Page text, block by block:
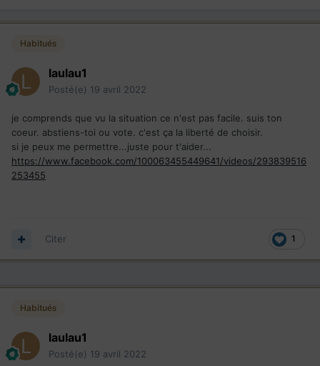
Habitués
laulau1
Posté(e) 19 avril 2022
je comprends que vu la situation ce n'est pas facile. suis ton
coeur. abstiens-toi ou vote. c'est ça la liberté de choisir.
si je peux me permettre...juste pour t'aider...
https://www.facebook.com/100063455449641/videos/293839516
253455
1
Citer
Habitués
laulau1
Posté(e) 19 avril 2022